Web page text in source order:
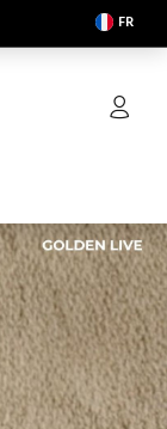
FR